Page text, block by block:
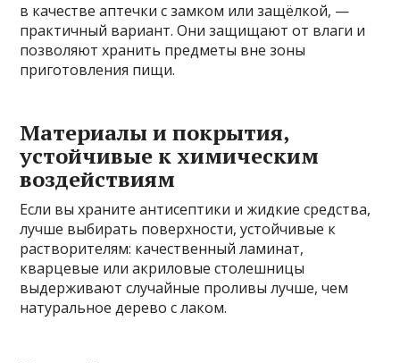
в качестве аптечки с замком или защёлкой, —
практичный вариант. Они защищают от влаги и
позволяют хранить предметы вне зоны
приготовления пищи.
Материалы и покрытия,
устойчивые к химическим
воздействиям
Если вы храните антисептики и жидкие средства,
лучше выбирать поверхности, устойчивые к
растворителям: качественный ламинат,
кварцевые или акриловые столешницы
выдерживают случайные проливы лучше, чем
натуральное дерево с лаком.